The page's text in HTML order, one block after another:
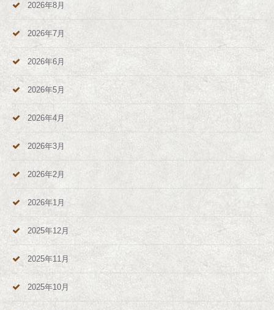
2026年8月
2026年7月
2026年6月
2026年5月
2026年4月
2026年3月
2026年2月
2026年1月
2025年12月
2025年11月
2025年10月